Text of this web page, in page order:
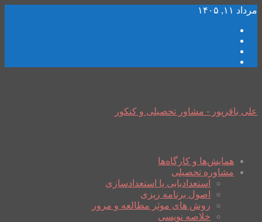
مرداد ۱۱, ۱۴۰۵
علی باقرپور - مشاور تحصیلی و کنکور
همایش‌ها و کارگاه‌ها
مشاوره تحصیلی
استعدادیابی یا استعدادسازی
اصول برنامه ریزی
روش های موثر مطالعه و مرور
خلاصه نویسی